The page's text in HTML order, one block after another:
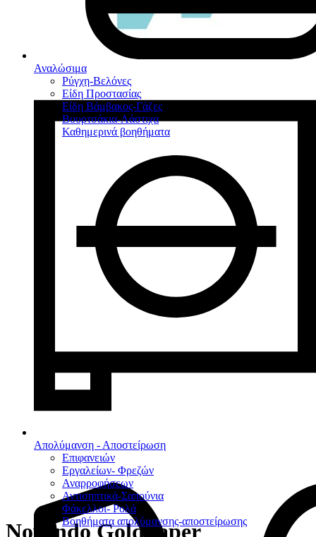
Αναλώσιμα
Ρύγχη-Βελόνες
Είδη Προστασίας
Είδη Βάμβακος-Γάζες
Βουρτσάκια-Λάστιχα
Καθημερινά βοηθήματα
Απολύμανση - Αποστείρωση
Επιφανειών
Εργαλείων- Φρεζών
Αναρροφήσεων
Αντισηπτικά-Σαπούνια
Φάκελλοι- Ρολά
Βοηθήματα απολύμανσης-αποστείρωσης
Novendo GoldTaper